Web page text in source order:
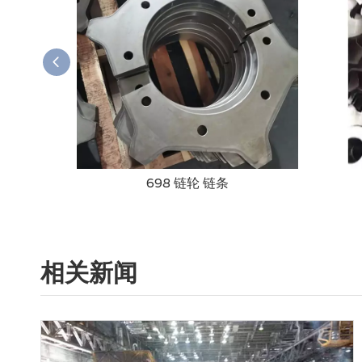
698 链轮 链条
相关新闻